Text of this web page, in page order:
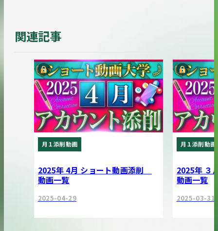
関連記事
月１添削動画
2025年 4月 ショート動画添削
動画一覧
2025-04-29
月１添削動画
2025年
動画一覧
2025-03-31